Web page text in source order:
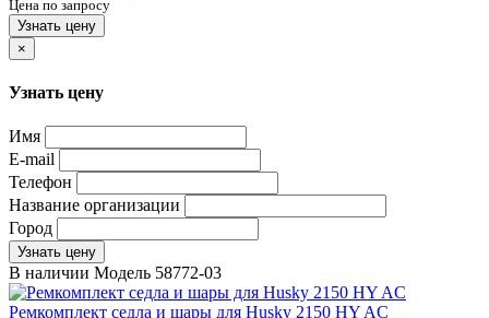
Цена по запросу
Узнать цену
×
Узнать цену
Имя
E-mail
Телефон
Название организации
Город
Узнать цену
В наличии Модель 58772-03
Ремкомплект седла и шары для Husky 2150 HY AC